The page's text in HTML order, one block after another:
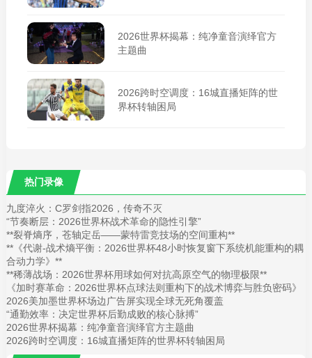
2026世界杯揭幕：纯净童音演绎官方
主题曲
2026跨时空调度：16城直播矩阵的世
界杯转轴困局
热门录像
九度淬火：C罗剑指2026，传奇不灭
“节奏断层：2026世界杯战术革命的隐性引擎”
**裂脊熵序，苍轴定岳——蒙特雷竞技场的空间重构**
**《代谢-战术熵平衡：2026世界杯48小时恢复窗下系统机能重构的耦
合动力学》**
**稀薄战场：2026世界杯用球如何对抗高原空气的物理极限**
《加时赛革命：2026世界杯点球法则重构下的战术博弈与胜负密码》
2026美加墨世界杯场边广告屏实现全球无死角覆盖
“通勤效率：决定世界杯后勤成败的核心脉搏”
2026世界杯揭幕：纯净童音演绎官方主题曲
2026跨时空调度：16城直播矩阵的世界杯转轴困局